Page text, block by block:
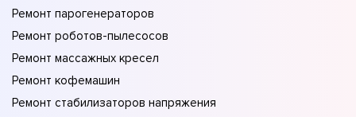
Ремонт парогенераторов
Ремонт роботов-пылесосов
Ремонт массажных кресел
Ремонт кофемашин
Ремонт стабилизаторов напряжения